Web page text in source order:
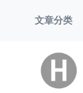
文章分类